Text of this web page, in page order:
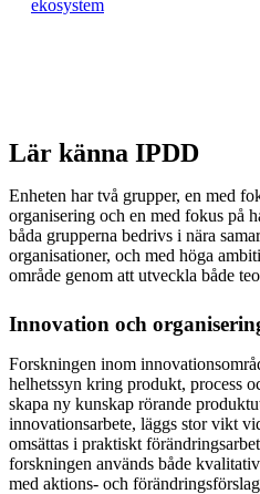
ekosystem
Lär känna IPDD
Enheten har två grupper, en med
organisering och en med fokus på
båda grupperna bedrivs i nära
organisationer, och med höga
område genom att utveckla både
Innovation och
Forskningen inom
helhetssyn kring produkt, process
skapa ny kunskap rörande
innovationsarbete, läggs stor vikt
omsättas i praktiskt
forskningen används både
med aktions- och